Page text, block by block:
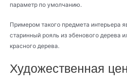
параметр по умолчанию.
Примером такого предмета интерьера
старинный рояль из эбенового дерева
красного дерева.
Художественная